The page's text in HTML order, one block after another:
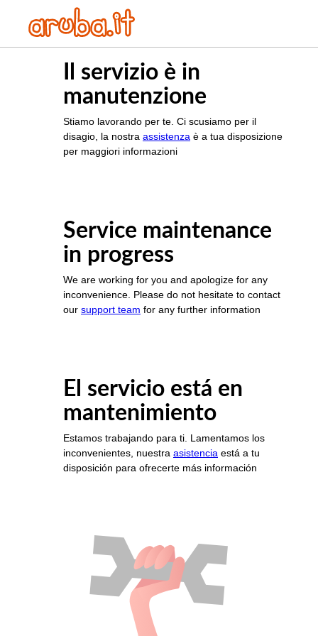
Il servizio è in
manutenzione
Stiamo lavorando per te. Ci scusiamo per il
disagio, la nostra assistenza è a tua disposizione
per maggiori informazioni
Service maintenance
in progress
We are working for you and apologize for any
inconvenience. Please do not hesitate to contact
our support team for any further information
El servicio está en
mantenimiento
Estamos trabajando para ti. Lamentamos los
inconvenientes, nuestra asistencia está a tu
disposición para ofrecerte más información